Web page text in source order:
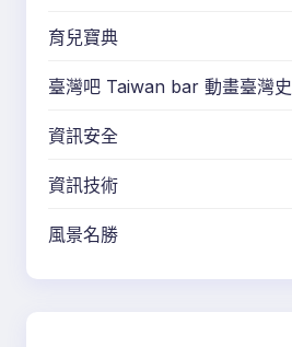
育兒寶典
臺灣吧 Taiwan bar 動畫臺灣史
資訊安全
資訊技術
風景名勝